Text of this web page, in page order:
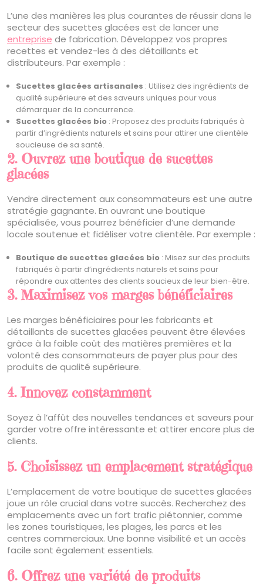
L’une des manières les plus courantes de réussir dans le
secteur des sucettes glacées est de lancer une
entreprise de fabrication. Développez vos propres
recettes et vendez-les à des détaillants et
distributeurs. Par exemple :
Sucettes glacées artisanales : Utilisez des ingrédients de
qualité supérieure et des saveurs uniques pour vous
démarquer de la concurrence.
Sucettes glacées bio : Proposez des produits fabriqués à
partir d’ingrédients naturels et sains pour attirer une clientèle
soucieuse de sa santé.
2. Ouvrez une boutique de sucettes
glacées
Vendre directement aux consommateurs est une autre
stratégie gagnante. En ouvrant une boutique
spécialisée, vous pourrez bénéficier d’une demande
locale soutenue et fidéliser votre clientèle. Par exemple :
Boutique de sucettes glacées bio : Misez sur des produits
fabriqués à partir d’ingrédients naturels et sains pour
répondre aux attentes des clients soucieux de leur bien-être.
3. Maximisez vos marges bénéficiaires
Les marges bénéficiaires pour les fabricants et
détaillants de sucettes glacées peuvent être élevées
grâce à la faible coût des matières premières et la
volonté des consommateurs de payer plus pour des
produits de qualité supérieure.
4. Innovez constamment
Soyez à l’affût des nouvelles tendances et saveurs pour
garder votre offre intéressante et attirer encore plus de
clients.
5. Choisissez un emplacement stratégique
L’emplacement de votre boutique de sucettes glacées
joue un rôle crucial dans votre succès. Recherchez des
emplacements avec un fort trafic piétonnier, comme
les zones touristiques, les plages, les parcs et les
centres commerciaux. Une bonne visibilité et un accès
facile sont également essentiels.
6. Offrez une variété de produits